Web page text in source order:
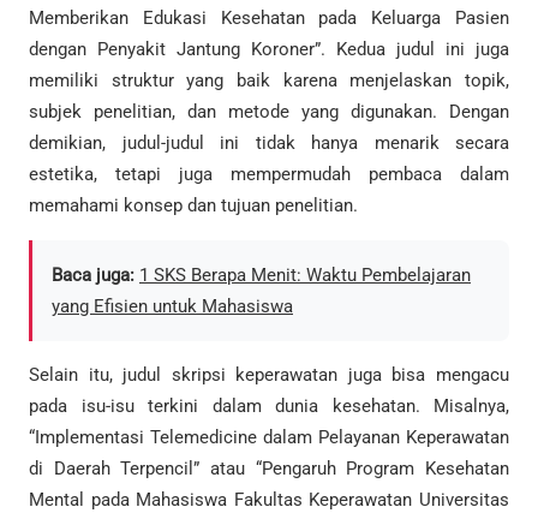
Memberikan Edukasi Kesehatan pada Keluarga Pasien
dengan Penyakit Jantung Koroner”. Kedua judul ini juga
memiliki struktur yang baik karena menjelaskan topik,
subjek penelitian, dan metode yang digunakan. Dengan
demikian, judul-judul ini tidak hanya menarik secara
estetika, tetapi juga mempermudah pembaca dalam
memahami konsep dan tujuan penelitian.
Baca juga: 1 SKS Berapa Menit: Waktu Pembelajaran
yang Efisien untuk Mahasiswa
Selain itu, judul skripsi keperawatan juga bisa mengacu
pada isu-isu terkini dalam dunia kesehatan. Misalnya,
“Implementasi Telemedicine dalam Pelayanan Keperawatan
di Daerah Terpencil” atau “Pengaruh Program Kesehatan
Mental pada Mahasiswa Fakultas Keperawatan Universitas